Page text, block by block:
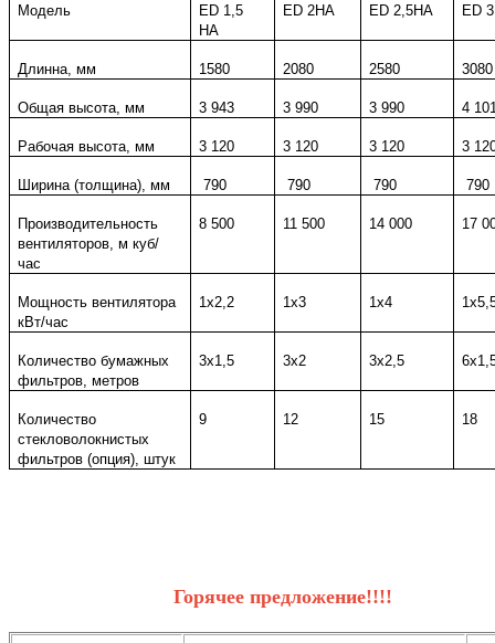
Модель ED 1,5
HA
ED 2HA ED 2,5HA ED 3
Длинна, мм 1580 2080 2580 3080
Общая высота, мм 3943 3990 3990 4
Рабочая высота, мм 3 120 3 120 3 120 3
Ширина (толщина), мм 790 790 790 790
Производительность
вентиляторов, м куб/
час
8 500 11 500 14 000 17
Мощность вентилятора
кВт/час
1х2,2 1х3 1х4
Количество бумажных
фильтров, метров
3х1,5 3х2 3х2,5
Количество
стекловолокнистых
фильтров (опция), штук
9 12 15 18
Горячее предложение!!!!